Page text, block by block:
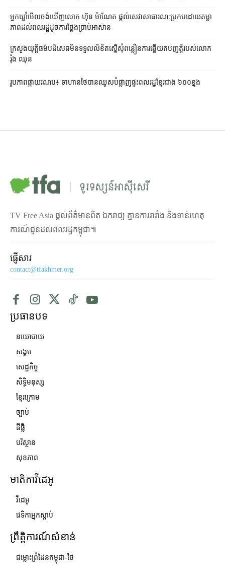
អ្នកឃ្លាំមើល​ចង់​ឃើញ​លោក ហ៊ុន ម៉ាណែត ផ្ដល់​សេវា​សាធារណៈ​ប្រកបដោយ​តម្លា
ភាព​ដល់​ពលរដ្ឋ​ដូច​ការ​ថ្លែង​ប្រាប់​អាស៊ាន
ក្រសួងយុត្តិធម៌​បដិសេធ​មិន​ទទួល​លិខិត​ស្នើសុំ​ពន្លឿន​ការ​ឆ្លើយតប​ញត្តិ​របស់​លោក
រ៉ុង ឈុន
រូបភាពផ្កាយរណប៖ ទាហានថៃបានឈូសបំផ្លាញផ្ទះពលរដ្ឋខ្មែរជាង ៦០០ខ្នង
TV Free Asia ផ្ដល់ព័ត៌មានពិត ឯករាជ្យ គ្មានការរារាំង និងទាន់ហេតុ
ការណ៍ជូនដល់ពលរដ្ឋកម្ពុជា៕
ផ្ញើសារ
contact@tfakhmer.org
ប្រធានបទ
នយោបាយ
សង្គម
សេដ្ឋកិច្ច
សិទ្ធិមនុស្ស
ខ្មែរក្រោម
ច្បាប់
ដីធ្លី
បរិស្ថាន
សុខភាព
មាតិកាវីដេអូ
វីដេអូ
វេទិកាអ្នកស្ដាប់
ព្រឹត្តិការណ៍សំខាន់
ជម្លោះព្រំដែនកម្ពុជា-ថៃ